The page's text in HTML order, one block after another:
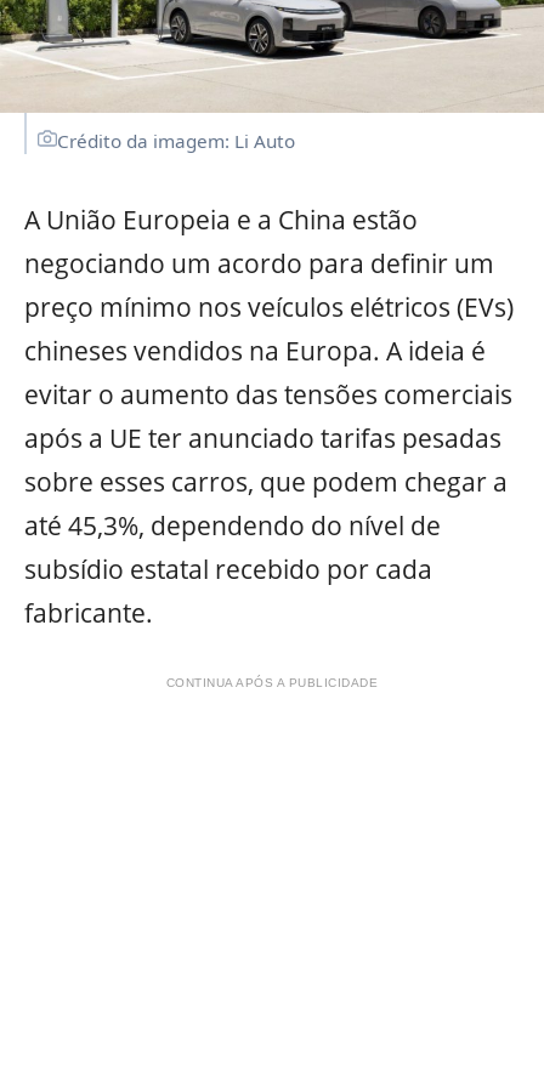
Crédito da imagem: Li Auto
A União Europeia e a China estão
negociando um acordo para definir um
preço mínimo nos veículos elétricos (EVs)
chineses vendidos na Europa. A ideia é
evitar o aumento das tensões comerciais
após a UE ter anunciado tarifas pesadas
sobre esses carros, que podem chegar a
até 45,3%, dependendo do nível de
subsídio estatal recebido por cada
fabricante.
CONTINUA APÓS A PUBLICIDADE